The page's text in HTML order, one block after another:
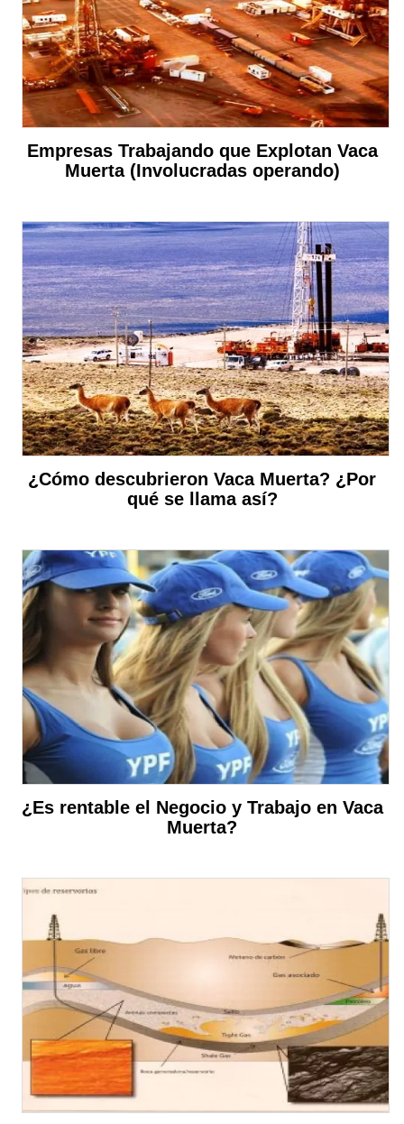
Empresas Trabajando que Explotan Vaca
Muerta (Involucradas operando)
¿Cómo descubrieron Vaca Muerta? ¿Por
qué se llama así?
¿Es rentable el Negocio y Trabajo en Vaca
Muerta?